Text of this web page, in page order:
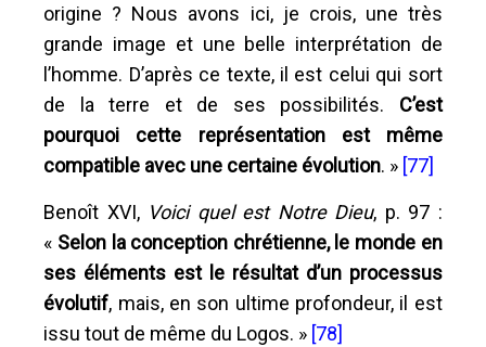
origine ? Nous avons ici, je crois, une très
grande image et une belle interprétation de
l’homme. D’après ce texte, il est celui qui sort
de la terre et de ses possibilités. C’est
pourquoi cette représentation est même
compatible avec une certaine évolution. » [77]
Benoît XVI, Voici quel est Notre Dieu, p. 97 :
« Selon la conception chrétienne, le monde en
ses éléments est le résultat d’un processus
évolutif, mais, en son ultime profondeur, il est
issu tout de même du Logos. » [78]